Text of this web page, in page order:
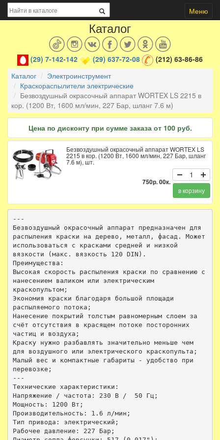
Меню
Каталог
(29) 7-142-142 (29) 637-72-08
(212) 63-86-86
Каталог
Электроинструмент
Краскораспылители электрические
Безвоздушный окрасочный аппарат WORTEX LS 2215 в
кор. (1200 Вт, 1600 мл/мин, 227 Бар, шланг 7.6 м)
Цена по дисконту при сумме заказа от 100 руб.
Безвоздушный окрасочный аппарат WORTEX LS
2215 в кор. (1200 Вт, 1600 мл/мин, 227 Бар, шланг
7.6 м), шт.
750р. 00к.
в корзину
---
Безвоздушный окрасочный аппарат предназначен для
распыления краски на дерево, металл, фасад. Может
использоваться с красками средней и низкой
вязкости (макс. вязкость 120 DIN).
Преимущества:
Высокая скорость распыления краски по сравнению с
нанесением валиком или электрическим
краскопультом;
Экономия краски благодаря большой площади
распыляемого потока;
Нанесение покрытий толстым равномерным слоем за
счёт отсутствия в красящем потоке посторонних
частиц и воздуха;
Краску нужно разбавлять значительно меньше чем
для воздушного или электрического краскопульта;
Малый вес и компактные габариты - удобство при
перевозке;
---
Технические характеристики:
Напряжение / частота: 230 В /  50 Гц;
Мощность: 1200 Вт;
Производительность: 1.6 л/мин;
Тип привода: электрический;
Рабочее давление: 227 Бар;